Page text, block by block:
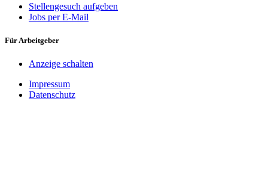
Stellengesuch aufgeben
Jobs per E-Mail
Für Arbeitgeber
Anzeige schalten
Impressum
Datenschutz